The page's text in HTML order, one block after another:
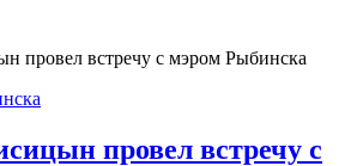
провел встречу с